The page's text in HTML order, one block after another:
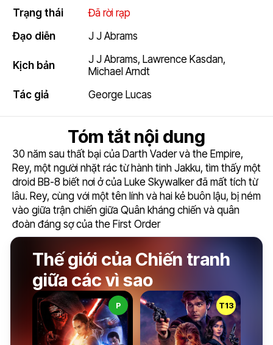
Trạng thái
Đã rời rạp
Đạo diễn
J J Abrams
Kịch bản J J Abrams, Lawrence Kasdan,
Michael Arndt
Tác giả
George Lucas
Tóm tắt nội dung
30 năm sau thất bại của Darth Vader và the Empire,
Rey, một người nhặt rác từ hành tinh Jakku, tìm thấy một
droid BB-8 biết nơi ở của Luke Skywalker đã mất tích từ
lâu. Rey, cùng với một tên lính và hai kẻ buôn lậu, bị ném
vào giữa trận chiến giữa Quân kháng chiến và quân
đoàn đáng sợ của the First Order
Thế giới của Chiến tranh
giữa các vì sao
P T13